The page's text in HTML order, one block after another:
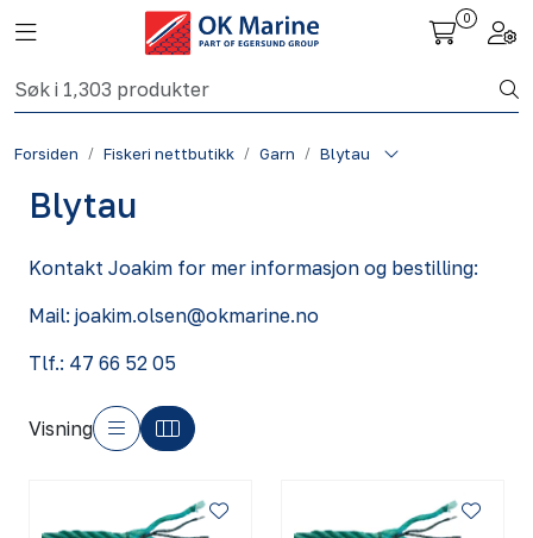
Skip to main content
Toggle navigation
0
Forsiden Fiskeri nettbutikk Garn Blytau
Blytau
Kontakt Joakim for mer informasjon og bestilling:
Mail: joakim.olsen@okmarine.no
Tlf.: 47 66 52 05
Visning
Fiskeri nettbutikk
Havbruk
Aktuelt
Kontakt